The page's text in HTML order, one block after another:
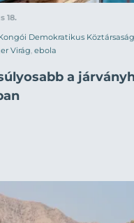
18.
Demokratikus Köztársaság
Virág ebola
a